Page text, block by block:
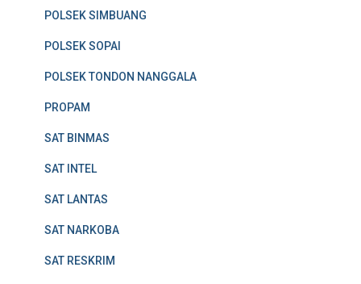
POLSEK SIMBUANG
POLSEK SOPAI
POLSEK TONDON NANGGALA
PROPAM
SAT BINMAS
SAT INTEL
SAT LANTAS
SAT NARKOBA
SAT RESKRIM